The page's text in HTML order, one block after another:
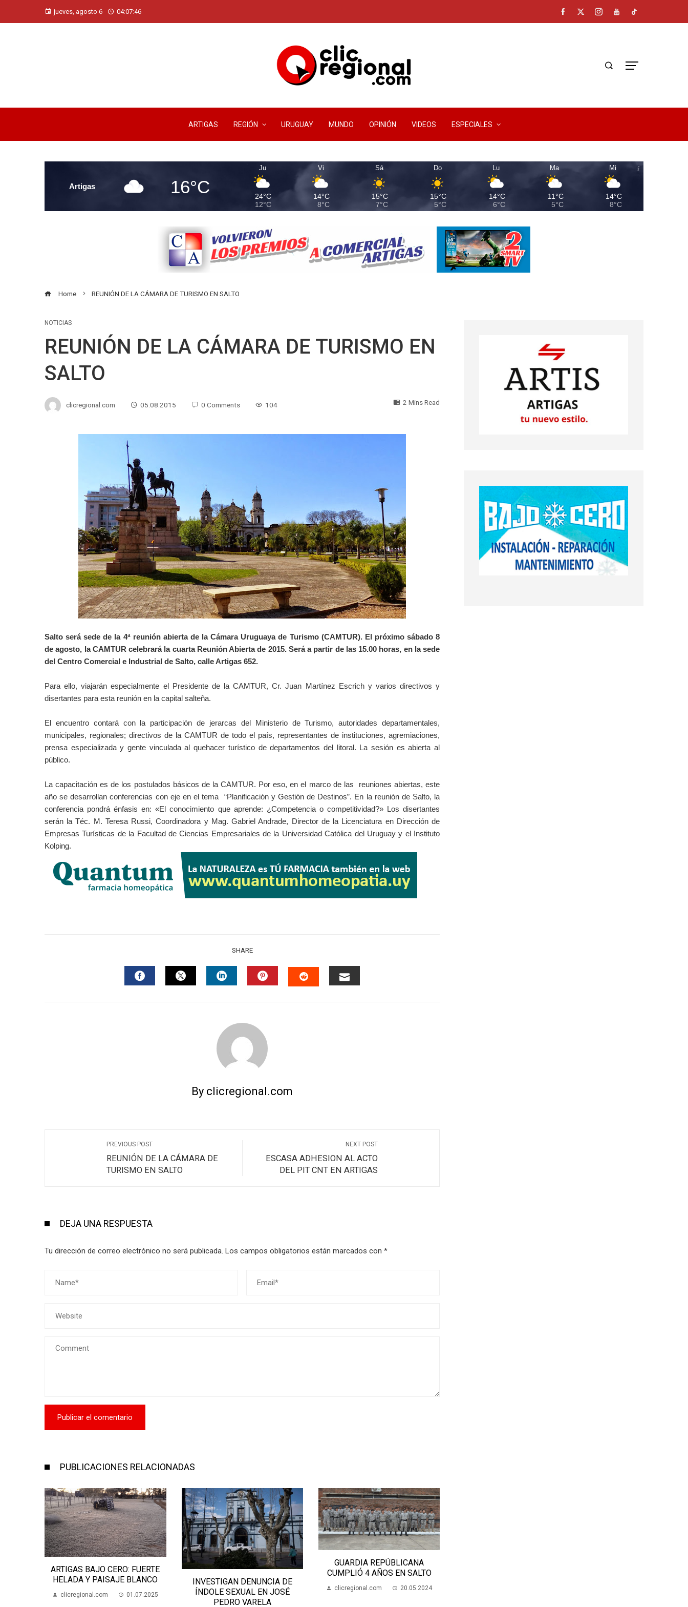
jueves, agosto 6 04:07:47
ARTIGAS REGIÓN URUGUAY MUNDO OPINIÓN VIDEOS ESPECIALES
Artigas 16°C
Ju
24°C
12°C
Vi
14°C
8°C
Sá
15°C
7°C
Do
15°C
5°C
Lu
14°C
6°C
Ma
11°C
5°C
Mi
14°C
8°C
Home REUNIÓN DE LA CÁMARA DE TURISMO EN SALTO
NOTICIAS
REUNIÓN DE LA CÁMARA DE TURISMO EN
SALTO
clicregional.com 05.08.2015 0 Comments 104 2 Mins Read
Salto será sede de la 4ª reunión abierta de la Cámara Uruguaya de Turismo (CAMTUR). El próximo sábado 8
de agosto, la CAMTUR celebrará la cuarta Reunión Abierta de 2015. Será a partir de las 15.00 horas, en la sede
del Centro Comercial e Industrial de Salto, calle Artigas 652.
Para ello, viajarán especialmente el Presidente de la CAMTUR, Cr. Juan Martínez Escrich y varios directivos y
disertantes para esta reunión en la capital salteña.
El encuentro contará con la participación de jerarcas del Ministerio de Turismo, autoridades departamentales,
municipales, regionales; directivos de la CAMTUR de todo el país, representantes de instituciones, agremiaciones,
prensa especializada y gente vinculada al quehacer turístico de departamentos del litoral. La sesión es abierta al
público.
La capacitación es de los postulados básicos de la CAMTUR. Por eso, en el marco de las reuniones abiertas, este
año se desarrollan conferencias con eje en el tema “Planificación y Gestión de Destinos”. En la reunión de Salto, la
conferencia pondrá énfasis en: «El conocimiento que aprende: ¿Competencia o competitividad?» Los disertantes
serán la Téc. M. Teresa Russi, Coordinadora y Mag. Gabriel Andrade, Director de la Licenciatura en Dirección de
Empresas Turísticas de la Facultad de Ciencias Empresariales de la Universidad Católica del Uruguay y el Instituto
Kolping.
SHARE
By clicregional.com
PREVIOUS POST
REUNIÓN DE LA CÁMARA DE
TURISMO EN SALTO
NEXT POST
ESCASA ADHESION AL ACTO
DEL PIT CNT EN ARTIGAS
DEJA UNA RESPUESTA
Tu dirección de correo electrónico no será publicada. Los campos obligatorios están marcados con *
PUBLICACIONES RELACIONADAS
INVESTIGAN DENUNCIA DE
ÍNDOLE SEXUAL EN JOSÉ
GUARDIA REPÚBLICANA
clicregional.com 20.05.2024
ARTIGAS BAJO CERO: FUERTE